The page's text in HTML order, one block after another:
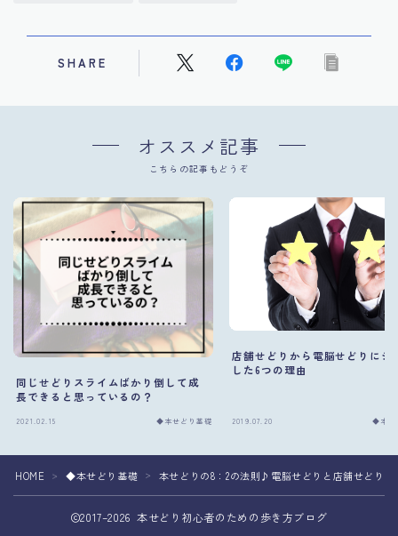
SHARE
オススメ記事
こちらの記事もどうぞ
同じせどりスライムばかり倒して成
長できると思っているの？
2021.02.15 ◆本せどり基礎
店舗せどりから電脳せどりにシ
した6つの理由
2019.07.20 ◆本せ
HOME ＞ ◆本せどり基礎 ＞ 本せどりの8：2の法則♪電脳せどりと店舗せどりの
2017–2026 本せどり初心者のための歩き方ブログ